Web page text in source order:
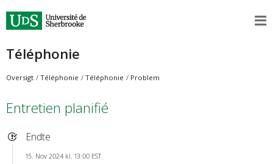
Téléphonie
Oversigt Téléphonie Téléphonie Problem
Entretien planifié
Endte
15. Nov 2024 kl. 13:00 EST